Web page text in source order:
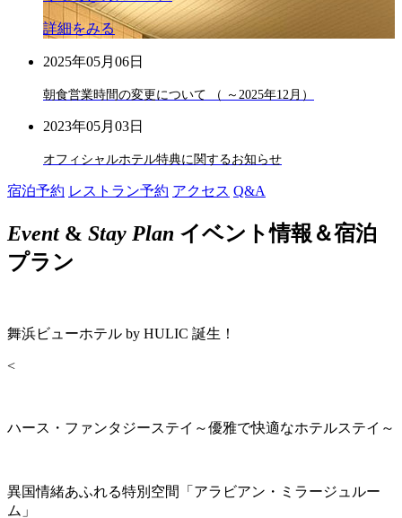
詳細をみる
2025年05月06日
朝食営業時間の変更について （ ～2025年12月）
2023年05月03日
オフィシャルホテル特典に関するお知らせ
宿泊予約 レストラン予約 アクセス Q&A
Event& Stay Plan イベント情報＆宿泊
プラン
舞浜ビューホテル by HULIC 誕生！
<
ハース・ファンタジーステイ～優雅で快適なホテルステイ～
異国情緒あふれる特別空間「アラビアン・ミラージュルー
ム」